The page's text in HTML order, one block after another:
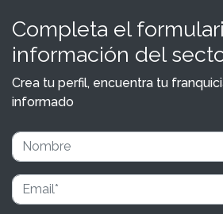
Completa el
información del
Crea tu perfil, encuentra tu
informado